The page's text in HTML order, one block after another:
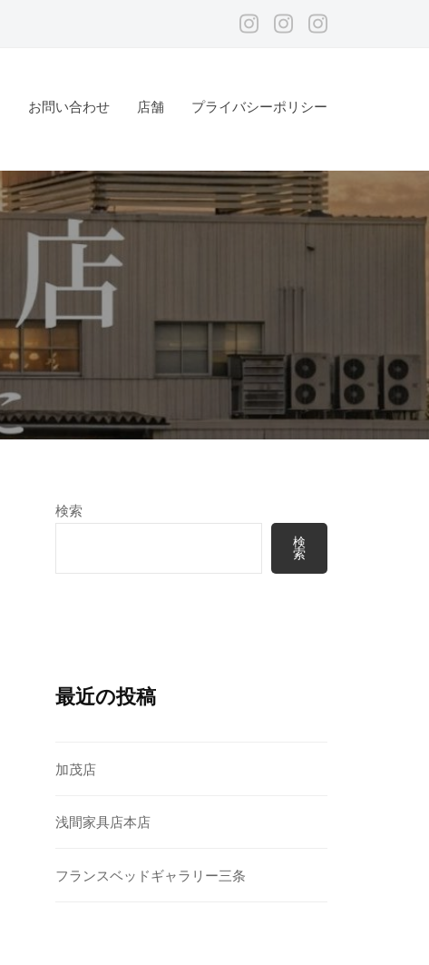
メ
ー
目
メ
ー
目
メ
目
お問い合わせ 店舗 プライバシーポリシー
検索
検
索
最近の投稿
加茂店
浅間家具店本店
フランスベッドギャラリー三条